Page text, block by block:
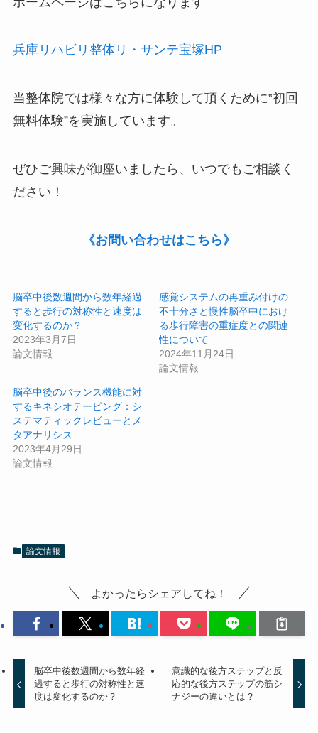
兵庫リハビリ整体リ・サンテ宝塚HP
当整体院では様々な方に体験して頂くために‟初回
無料体験”を実施しています。
ぜひご興味が御座いましたら、いつでもご相談く
ださい！
《お問い合わせはこちら》
脳卒中後数週間から数年経過
すると歩行の対称性と速度は
変化するのか？
2023年3月7日
論文情報
感覚システムの再重み付けの
不十分さと慢性脳卒中におけ
る歩行障害の重症度との関連
性について
2024年11月24日
論文情報
脳卒中後のバランス機能に対
するキネシオテーピング：シ
ステマティックレビューとメ
タアナリシス
2023年4月29日
論文情報
論文情報
よかったらシェアしてね！
脳卒中後数週間から数年経
過すると歩行の対称性と速
度は変化するのか？
意識的な後方ステップと反
応的な後方ステップの筋シ
ナジーの違いとは？